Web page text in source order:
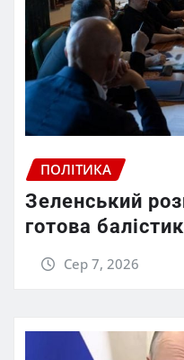
ПОЛІТИКА
Зеленський
готова
Сер 7, 2026